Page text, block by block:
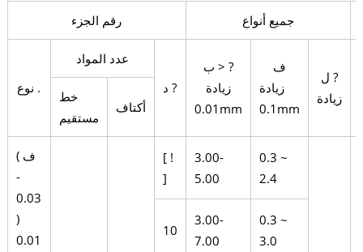
رقم الجزء
جميع أنواع
نوع .
عدد المواد
د ?
ب > ?
زيادة
0.01mm
ف
زيادة
0.1mm
ل ?
زيادة
خط
مستقيم
أكتاف
( ف
-
0.03
)
0.01
[ !
]
3.00-
5.00
0.3 ~
2.4
10
3.00-
7.00
0.3 ~
3.0